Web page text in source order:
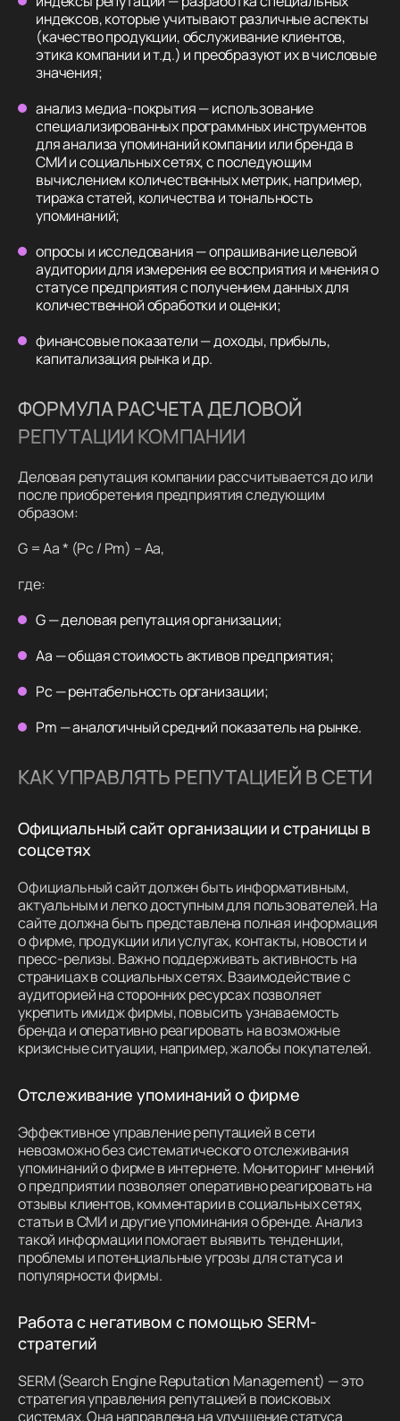
индексов, которые учитывают различные аспекты
(качество продукции, обслуживание клиентов,
этика компании и т.д.) и преобразуют их в числовые
значения;
анализ медиа-покрытия — использование
специализированных программных инструментов
для анализа упоминаний компании или бренда в
СМИ и социальных сетях, с последующим
вычислением количественных метрик, например,
тиража статей, количества и тональность
упоминаний;
опросы и исследования — опрашивание целевой
аудитории для измерения ее восприятия и мнения о
статусе предприятия с получением данных для
количественной обработки и оценки;
финансовые показатели — доходы, прибыль,
капитализация рынка и др.
ФОРМУЛА РАСЧЕТА ДЕЛОВОЙ
РЕПУТАЦИИ КОМПАНИИ
Деловая репутация компании рассчитывается до или
после приобретения предприятия следующим
образом:
G = Aa * (Pc / Pm) – Aa,
где:
G — деловая репутация организации;
Aa — общая стоимость активов предприятия;
Pc — рентабельность организации;
Pm — аналогичный средний показатель на рынке.
КАК УПРАВЛЯТЬ РЕПУТАЦИЕЙ В СЕТИ
Официальный сайт организации и страницы в
соцсетях
Официальный сайт должен быть информативным,
актуальным и легко доступным для пользователей. На
сайте должна быть представлена полная информация
о фирме, продукции или услугах, контакты, новости и
пресс-релизы. Важно поддерживать активность на
страницах в социальных сетях. Взаимодействие с
аудиторией на сторонних ресурсах позволяет
укрепить имидж фирмы, повысить узнаваемость
бренда и оперативно реагировать на возможные
кризисные ситуации, например, жалобы покупателей.
Отслеживание упоминаний о фирме
Эффективное управление репутацией в сети
невозможно без систематического отслеживания
упоминаний о фирме в интернете. Мониторинг мнений
о предприятии позволяет оперативно реагировать на
отзывы клиентов, комментарии в социальных сетях,
статьи в СМИ и другие упоминания о бренде. Анализ
такой информации помогает выявить тенденции,
проблемы и потенциальные угрозы для статуса и
популярности фирмы.
Работа с негативом с помощью SERM-
стратегий
SERM (Search Engine Reputation Management) — это
стратегия управления репутацией в поисковых
системах. Она направлена на улучшение статуса